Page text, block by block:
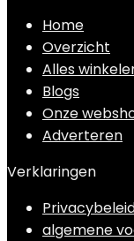
Home
Overzicht
Alles
Blogs
Onze
Adverteren
Verklaringen
algemene